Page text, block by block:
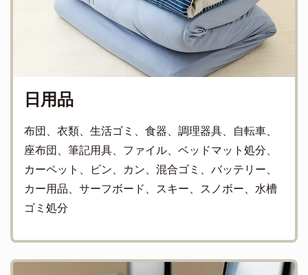
日用品
布団、衣類、生活ゴミ、食器、調理器具、自転車、
座布団、筆記用具、ファイル、ベッドマット処分、
カーペット、ビン、カン、混合ゴミ、バッテリー、
カー用品、サーフボード、スキー、スノボー、水槽
ゴミ処分